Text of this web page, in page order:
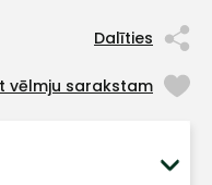
Dalīties
vēlmju sarakstam